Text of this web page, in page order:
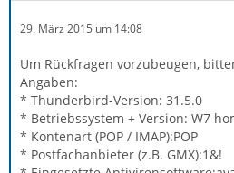
29. März 2015 um 14:08
Um Rückfragen vorzubeugen,
Angaben:
* Thunderbird-Version: 31.5.0
* Betriebssystem + Version: W7
* Kontenart (POP / IMAP):POP
* Postfachanbieter (z.B. GMX):1&!